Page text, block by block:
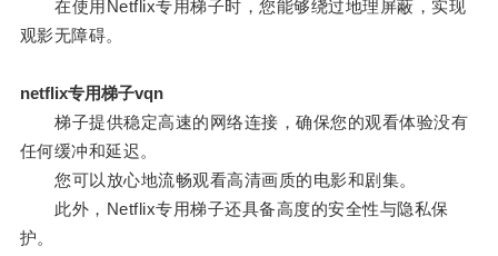
在使用Netflix专用梯子时，您能够绕过地理屏蔽，实现
观影无障碍。
netflix专用梯子vqn
梯子提供稳定高速的网络连接，确保您的观看体验没有
任何缓冲和延迟。
您可以放心地流畅观看高清画质的电影和剧集。
此外，Netflix专用梯子还具备高度的安全性与隐私保
护。